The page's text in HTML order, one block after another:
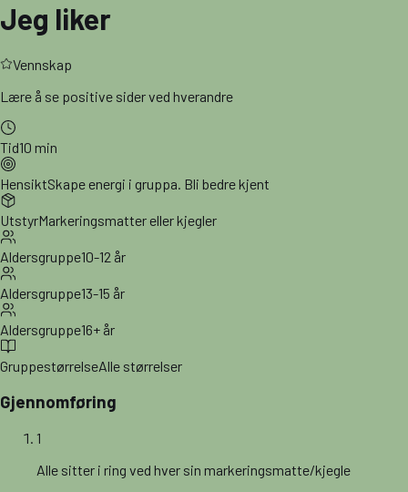
Jeg liker
Vennskap
Lære å se positive sider ved hverandre
Tid10 min
HensiktSkape energi i gruppa. Bli bedre kjent
UtstyrMarkeringsmatter eller kjegler
Aldersgruppe10-12 år
Aldersgruppe13-15 år
Aldersgruppe16+ år
GruppestørrelseAlle størrelser
Gjennomføring
1
Alle sitter i ring ved hver sin markeringsmatte/kjegle